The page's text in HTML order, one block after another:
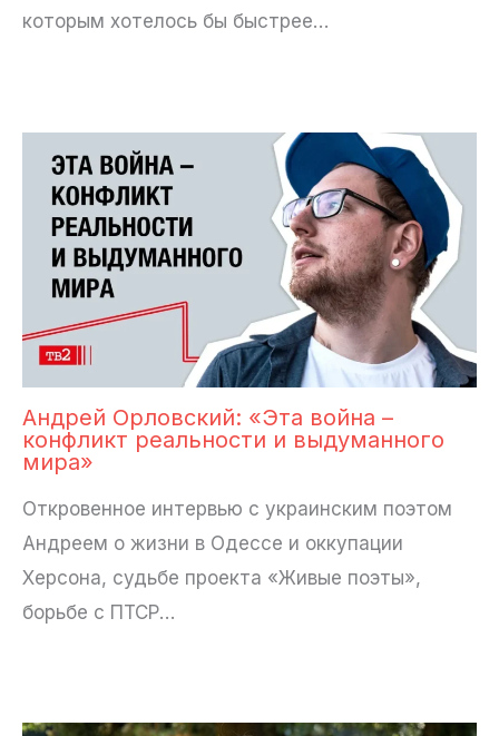
которым хотелось бы быстрее…
Андрей Орловский: «Эта война –
конфликт реальности и выдуманного
мира»
Откровенное интервью с украинским поэтом
Андреем о жизни в Одессе и оккупации
Херсона, судьбе проекта «Живые поэты»,
борьбе с ПТСР…